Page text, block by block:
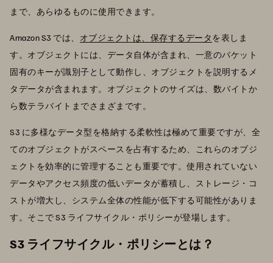
まで、あらゆるものに使用できます。
Amazon S3 では、 オブジェクトは、保存するデータを表しま
す。オブジェクトには、データ自体が含まれ、一意のバケット
固有のキーが識別子として動作し、オブジェクトを説明するメ
タデータが含まれます。オブジェクトのサイズは、数バイトか
ら数テラバイトまでさまざまです。
S3 に多様なデータ型を格納する柔軟性は極めて重要ですが、全
てのオブジェクトがスペースを占有するため、これらのオブジ
ェクトを効率的に管理することも重要です。使用されていない
データやアクセス頻度の低いデータが蓄積し、ストレージ・コ
ストが増大し、システム全体の性能が低下する可能性がありま
す。そこで S3 ライフサイクル・ポリシーが登場します。
S3 ライフサイクル・ポリシーとは？